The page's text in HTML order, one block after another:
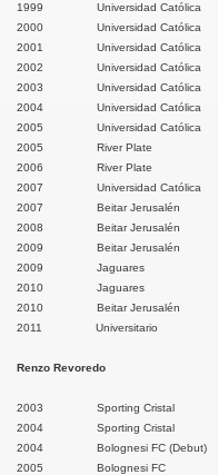
1999 Universidad Católica
2000 Universidad Católica
2001 Universidad Católica
2002 Universidad Católica
2003 Universidad Católica
2004 Universidad Católica
2005 Universidad Católica
2005 River Plate
2006 River Plate
2007 Universidad Católica
2007 Beitar Jerusalén
2008 Beitar Jerusalén
2009 Beitar Jerusalén
2009 Jaguares
2010 Jaguares
2010 Beitar Jerusalén
2011 Universitario
Renzo Revoredo
2003 Sporting Cristal
2004 Sporting Cristal
2004 Bolognesi FC (Debut)
2005 Bolognesi FC